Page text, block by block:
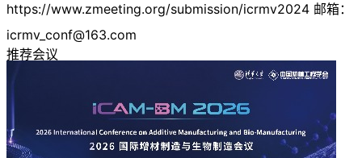
https://www.zmeeting.org/submission/icrmv2024 邮箱：
icrmv_conf@163.com
推荐会议